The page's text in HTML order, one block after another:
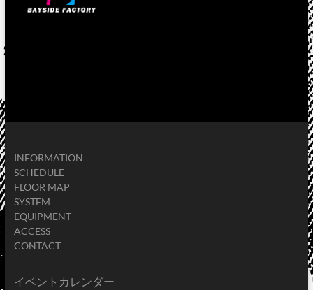
INFORMATION
SCHEDULE
FLOOR MAP
SYSTEM
EQUIPMENT
ACCESS
CONTACT
イベントカレンダー